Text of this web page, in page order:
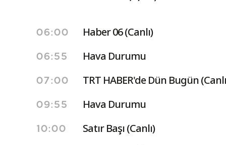
06:00 Haber 06 (Canlı)
06:55 Hava Durumu
07:00 TRT HABER'de Dün Bugün
09:55 Hava Durumu
10:00 Satır Başı (Canlı)